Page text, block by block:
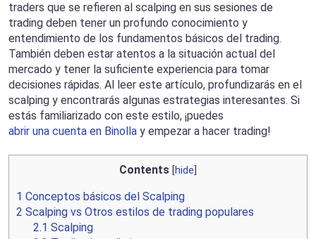
traders que se refieren al scalping en sus sesiones de
trading deben tener un profundo conocimiento y
entendimiento de los fundamentos básicos del trading.
También deben estar atentos a la situación actual del
mercado y tener la suficiente experiencia para tomar
decisiones rápidas. Al leer este artículo, profundizarás en el
scalping y encontrarás algunas estrategias interesantes. Si
estás familiarizado con este estilo, ¡puedes
abrir una cuenta en Binolla y empezar a hacer trading!
Contents [hide
1 Conceptos básicos del Scalping
2 Scalping vs Otros estilos de trading populares
2.1 Scalping